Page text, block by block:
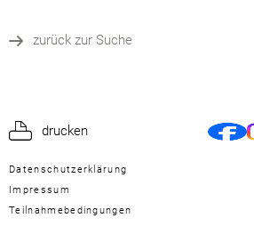
zurück zur Suche
drucken
Datenschutzerklärung
Impressum
Teilnahmebedingungen